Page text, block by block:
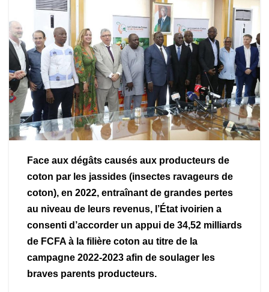
Face aux dégâts causés aux producteurs de
coton par les jassides (insectes ravageurs de
coton), en 2022, entraînant de grandes pertes
au niveau de leurs revenus, l’État ivoirien a
consenti d’accorder un appui de 34,52 milliards
de FCFA à la filière coton au titre de la
campagne 2022-2023 afin de soulager les
braves parents producteurs.